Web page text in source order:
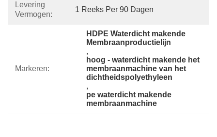
Levering
Vermogen:
1 Reeks Per 90 Dagen
Markeren:
HDPE Waterdicht makende
Membraanproductielijn
,
hoog - waterdicht makende het
membraanmachine van het
dichtheidspolyethyleen
,
pe waterdicht makende
membraanmachine